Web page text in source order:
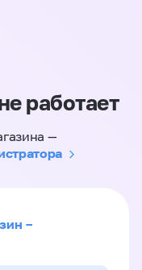
работает
—
–